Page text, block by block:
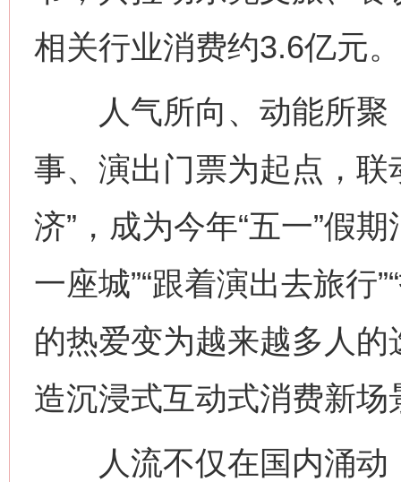
相关行业消费约3.6亿元。
人气所向、动能所聚
事、演出门票为起点，联
济”，成为今年“五一”假
一座城”“跟着演出去旅行
的热爱变为越来越多人
造沉浸式互动式消费新
人流不仅在国内涌动